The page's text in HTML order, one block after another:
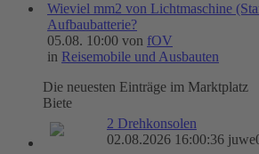
Wieviel mm2 von Lichtmaschine
Aufbaubatterie?
05.08. 10:00 von fOV
in Reisemobile und Ausbauten
Die neuesten Einträge im Marktplatz
Biete
2 Drehkonsolen
02.08.2026 16:00:36